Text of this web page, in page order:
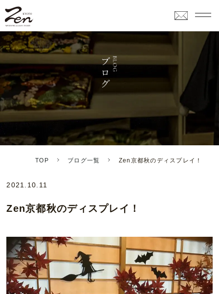
TOP ブログ一覧 Zen京都秋のディスプレイ！
2021.10.11
Zen京都秋のディスプレイ！